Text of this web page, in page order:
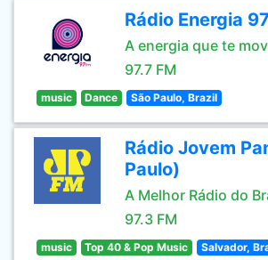
Rádio Energia
A energia que te
97.7 FM
music Dance São Paulo, Brazil
Rádio Jovem
Paulo)
A Melhor Rádio do
97.3 FM
music Top 40 & Pop Music Salvador,